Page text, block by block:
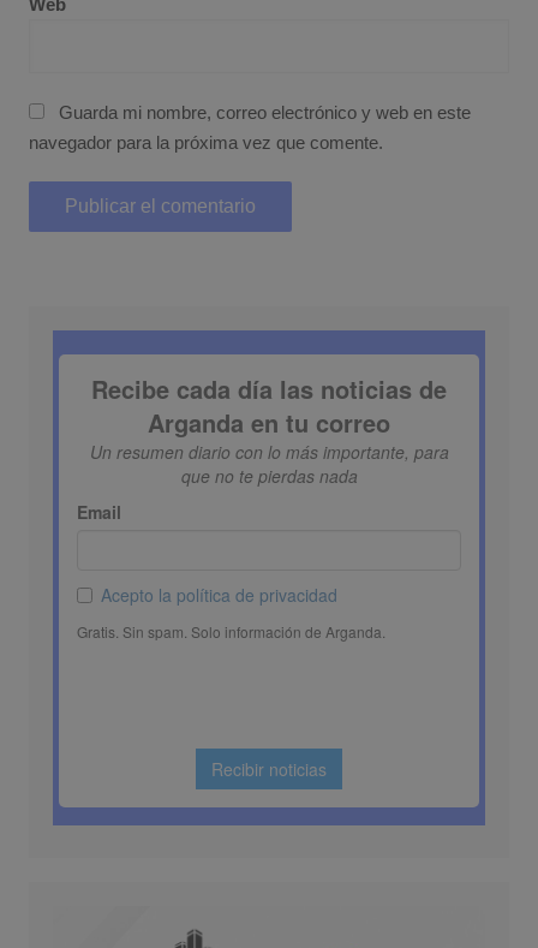
Web
Guarda mi nombre, correo electrónico y web en este
navegador para la próxima vez que comente.